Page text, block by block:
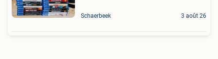
Schaerbeek 3 août 26